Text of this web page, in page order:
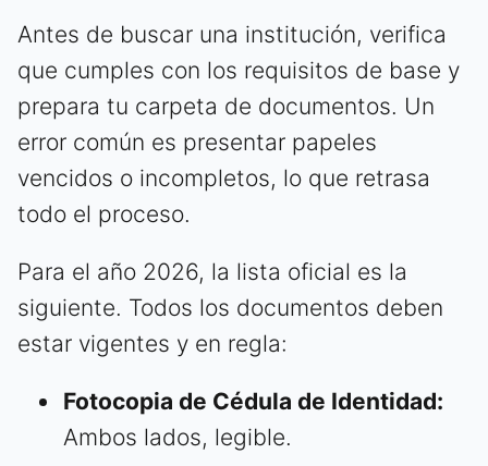
Antes de buscar una institución, verifica
que cumples con los requisitos de base y
prepara tu carpeta de documentos. Un
error común es presentar papeles
vencidos o incompletos, lo que retrasa
todo el proceso.
Para el año 2026, la lista oficial es la
siguiente. Todos los documentos deben
estar vigentes y en regla:
Fotocopia de Cédula de Identidad:
Ambos lados, legible.